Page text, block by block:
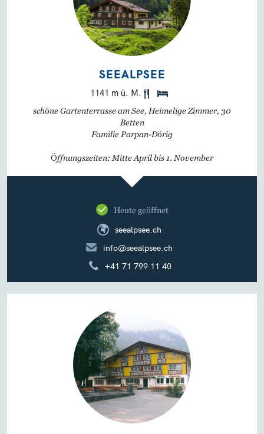
SEEALPSEE
1141 m ü. M.
schöne Gartenterrasse am See, Heimelige Zimmer, 30
Betten
Familie Parpan-Dörig
Öffnungszeiten: Mitte April bis 1. November
Heute geöffnet
seealpsee.ch
info@seealpsee.ch
+41 71 799 11 40